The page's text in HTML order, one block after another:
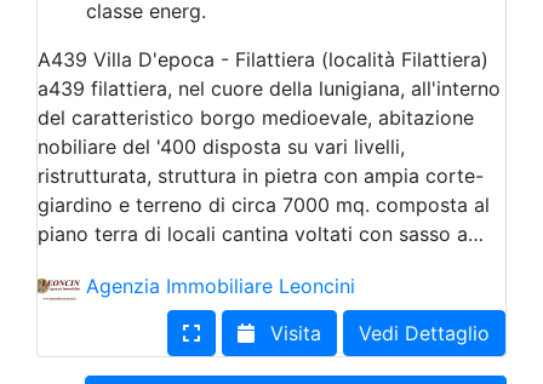
classe energ.
A439 Villa D'epoca - Filattiera (località Filattiera)
a439 filattiera, nel cuore della lunigiana, all'interno
del caratteristico borgo medioevale, abitazione
nobiliare del '400 disposta su vari livelli,
ristrutturata, struttura in pietra con ampia corte-
giardino e terreno di circa 7000 mq. composta al
piano terra di locali cantina voltati con sasso a…
Agenzia Immobiliare Leoncini
Visita
Vedi Dettaglio